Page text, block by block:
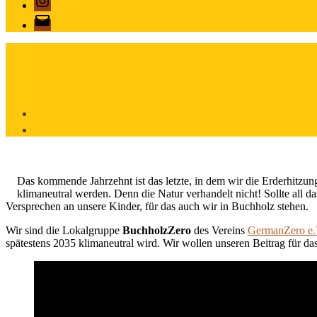
E-
Mail
Das kommende Jahrzehnt ist das letzte, in dem wir die
klimaneutral werden. Denn die Natur verhandelt nicht! Sollte all
Versprechen an unsere Kinder, für das auch wir in Buchholz stehen.
Wir sind die Lokalgruppe BuchholzZero des Vereins GermanZero
spätestens 2035 klimaneutral wird. Wir wollen unseren Beitrag für